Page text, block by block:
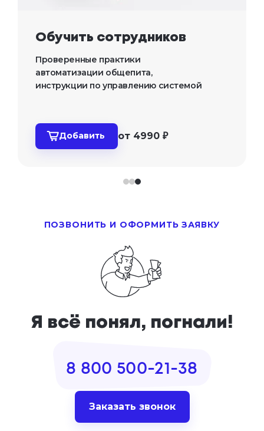
Обучить сотрудников
Проверенные практики
автоматизации общепита,
инструкции по управлению системой
Добавить от 4990 ₽
ПОЗВОНИТЬ И ОФОРМИТЬ ЗАЯВКУ
Я всё понял, погнали!
8 800 500-21-38
Заказать звонок